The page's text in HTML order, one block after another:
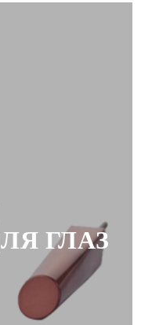
ГЛАЗ